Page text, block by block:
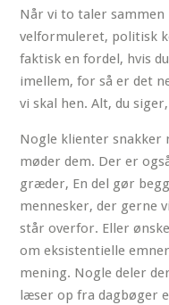
Når vi to taler
velformuleret, politisk
faktisk en fordel, hvis
imellem, for så er det
vi skal hen. Alt, du
Nogle klienter snakker
møder dem. Der er
græder, En del gør
mennesker, der gerne
står overfor. Eller
om eksistentielle
mening. Nogle deler
læser op fra dagbøger